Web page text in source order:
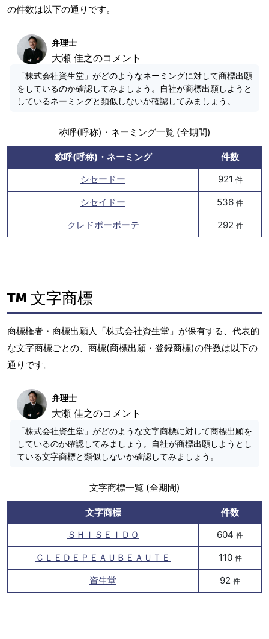
の件数は以下の通りです。
弁理士
大瀬 佳之のコメント
「株式会社資生堂」がどのようなネーミングに対して商標出願
をしているのか確認してみましょう。自社が商標出願しようと
しているネーミングと類似しないか確認してみましょう。
称呼(呼称)・ネーミング一覧 (全期間)
称呼(呼称)・ネーミング
件数
シセードー
921 件
シセイドー 536 件
クレドポーボーテ 292 件
文字商標
商標権者・商標出願人「株式会社資生堂」が保有する、代表的
な文字商標ごとの、商標(商標出願・登録商標)の件数は以下の
通りです。
弁理士
大瀬 佳之のコメント
「株式会社資生堂」がどのような文字商標に対して商標出願を
しているのか確認してみましょう。自社が商標出願しようとし
ている文字商標と類似しないか確認してみましょう。
文字商標一覧 (全期間)
文字商標
件数
ＳＨＩＳＥＩＤＯ
604 件
ＣＬＥＤＥＰＥＡＵＢＥＡＵＴＥ 110 件
資生堂 92 件